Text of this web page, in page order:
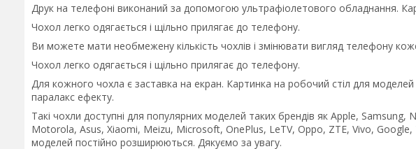
Друк на телефоні виконаний за допомогою ультрафіолетового обладнання.
Чохол легко одягається і щільно прилягає до телефону.
Ви можете мати необмежену кількість чохлів і змінювати вигляд телефону
Чохол легко одягається і щільно прилягає до телефону.
Для кожного чохла є заставка на екран. Картинка на робочий стіл для
паралакс ефекту.
Такі чохли доступні для популярних моделей таких брендів як Apple,
Motorola, Asus, Xiaomi, Meizu, Microsoft, OnePlus, LeTV, Oppo, ZTE, Vivo,
моделей постійно розширюються. Дякуємо за увагу.